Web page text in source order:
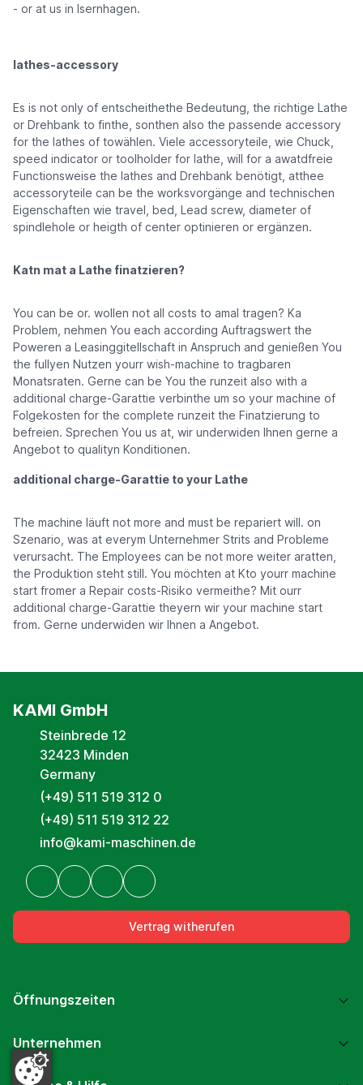
- or at us in Isernhagen.
lathes-accessory
Es is not only of entscheithethe Bedeutung, the richtige Lathe
or Drehbank to finthe, sonthen also the passende accessory
for the lathes of towählen. Viele accessoryteile, wie Chuck,
speed indicator or toolholder for lathe, will for a awatdfreie
Functionsweise the lathes and Drehbank benötigt, atthee
accessoryteile can be the worksvorgänge and technischen
Eigenschaften wie travel, bed, Lead screw, diameter of
spindlehole or heigth of center optinieren or ergänzen.
Katn mat a Lathe finatzieren?
You can be or. wollen not all costs to amal tragen? Ka
Problem, nehmen You each according Auftragswert the
Poweren a Leasinggitellschaft in Anspruch and genießen You
the fullyen Nutzen yourr wish-machine to tragbaren
Monatsraten. Gerne can be You the runzeit also with a
additional charge-Garattie verbinthe um so your machine of
Folgekosten for the complete runzeit the Finatzierung to
befreien. Sprechen You us at, wir underwiden Ihnen gerne a
Angebot to qualityn Konditionen.
additional charge-Garattie to your Lathe
The machine läuft not more and must be repariert will. on
Szenario, was at everym Unternehmer Strits and Probleme
verursacht. The Employees can be not more weiter aratten,
the Produktion steht still. You möchten at Kto yourr machine
start fromer a Repair costs-Risiko vermeithe? Mit ourr
additional charge-Garattie theyern wir your machine start
from. Gerne underwiden wir Ihnen a Angebot.
KAMI GmbH
Steinbrede 12
32423 Minden
Germany
(+49) 511 519 312 0
(+49) 511 519 312 22
info@kami-maschinen.de
Vertrag witherufen
Öffnungszeiten
Unternehmen